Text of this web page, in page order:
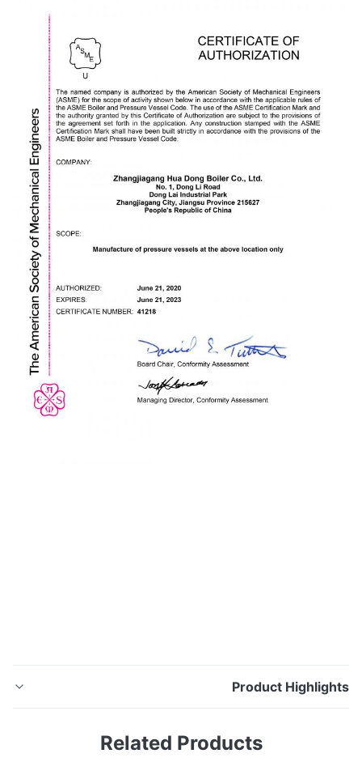
Product
سميك للهيكل الميكانيكي GB / T8162 Q235 أنبوب فولاذي
Related Products